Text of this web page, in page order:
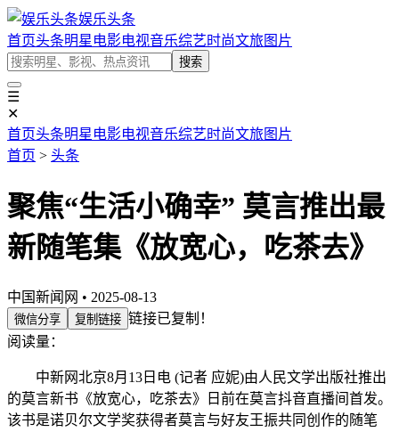
娱乐头条
首页头条明星 电影电视音乐综艺时尚文旅图片
搜索
☰
✕
首页头条明星 电影电视音乐综艺时尚文旅图片
首页 > 头条
聚焦“生活小确幸” 莫言推出最
新随笔集《放宽心，吃茶去》
中国新闻网 • 2025-08-13
微信分享 复制链接 链接已复制！
阅读量：
中新网北京8月13日电 (记者 应妮)由人民文学出版社推出
的莫言新书《放宽心，吃茶去》日前在莫言抖音直播间首发。
该书是诺贝尔文学奖获得者莫言与好友王振共同创作的随笔